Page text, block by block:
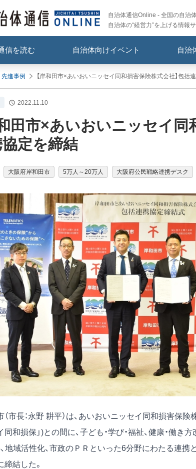
自治体通信Online - 全国の自治
自治体の“経営力”を上げる情報
信を読む 自治体向けイベント 自治
先進事例 【岸和田市×あいおいニッセイ同和損害保険株式会社】包括
2022.11.10
和田市×あいおいニッセイ同
定を締結
大阪府岸和田市 5万人～20万人 大阪府公民戦略連携デスク
（市長：永野 耕平）は、あいおいニッセイ同和損害保
同和損保」)との間に、子ども・学び・福祉、健康・働き
、地域活性化、市政のＰＲといった6分野にわたる連
締結した。